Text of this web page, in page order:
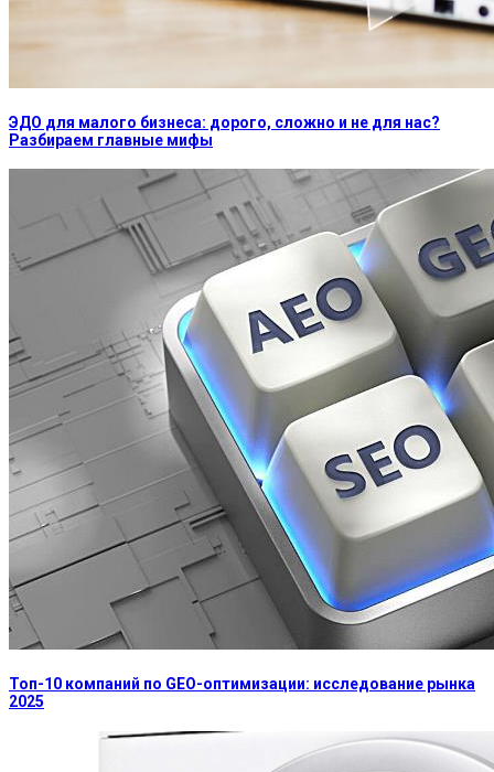
ЭДО для малого бизнеса: дорого, сложно и не для нас?
Разбираем главные мифы
Топ-10 компаний по GEO-оптимизации: исследование рынка
2025